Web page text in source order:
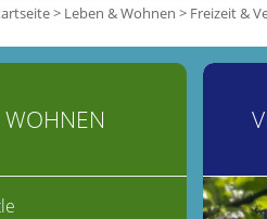
> Leben & Wohnen > Freizeit &